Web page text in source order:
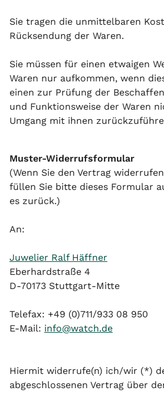
Sie tragen die unmittelbaren
Rücksendung der Waren.
Sie müssen für einen etwaigen
Waren nur aufkommen, wenn
einen zur Prüfung der
und Funktionsweise der Waren
Umgang mit ihnen
Muster-Widerrufsformular
(Wenn Sie den Vertrag
füllen Sie bitte dieses Formular
es zurück.)
An:
Juwelier Ralf Häffner
Eberhardstraße 4
D-70173 Stuttgart-Mitte
Telefax: +49 (0)711/933 08 950
E-Mail: info@watch.de
Hiermit widerrufe(n) ich/wir (*)
abgeschlossenen Vertrag über